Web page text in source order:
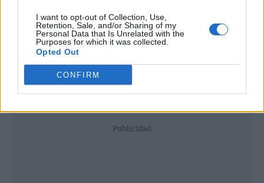
I want to opt-out of Collection, Use,
Retention, Sale, and/or Sharing of my
Personal Data that Is Unrelated with the
Purposes for which it was collected.
Opted Out
CONFIRM
Publicidad